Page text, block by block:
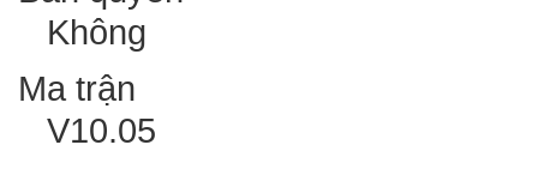
Không
Ma trận
V10.05